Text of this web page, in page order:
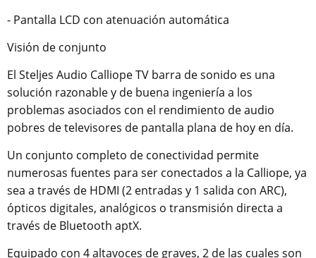
- Pantalla LCD con atenuación automática
Visión de conjunto
El Steljes Audio Calliope TV barra de sonido es una
solución razonable y de buena ingeniería a los
problemas asociados con el rendimiento de audio
pobres de televisores de pantalla plana de hoy en día.
Un conjunto completo de conectividad permite
numerosas fuentes para ser conectados a la Calliope, ya
sea a través de HDMI (2 entradas y 1 salida con ARC),
ópticos digitales, analógicos o transmisión directa a
través de Bluetooth aptX.
Equipado con 4 altavoces de graves, 2 de las cuales son